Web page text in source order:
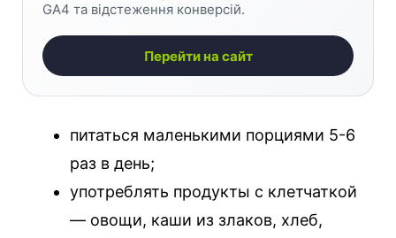
GA4 та відстеження конверсій.
Перейти на сайт
питаться маленькими порциями 5-6
раз в день;
употреблять продукты с клетчаткой
— овощи, каши из злаков, хлеб,